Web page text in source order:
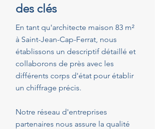
des clés
En tant qu'architecte maison 83 m²
à Saint-Jean-Cap-Ferrat, nous
établissons un descriptif détaillé et
collaborons de près avec les
différents corps d'état pour établir
un chiffrage précis.
Notre réseau d'entreprises
partenaires nous assure la qualité